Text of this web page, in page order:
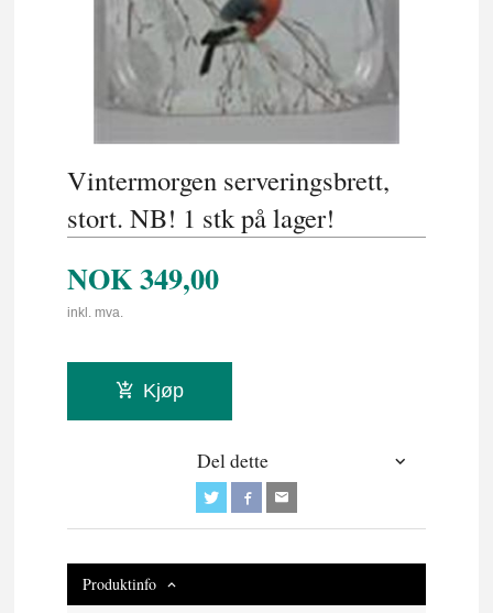
Vintermorgen serveringsbrett,
stort. NB! 1 stk på lager!
NOK349,00
inkl. mva.
Kjøp
Del dette
Produktinfo